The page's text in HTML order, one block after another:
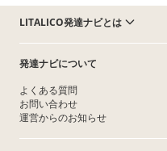
LITALICO発達ナビとは
発達ナビについて
よくある質問
お問い合わせ
運営からのお知らせ